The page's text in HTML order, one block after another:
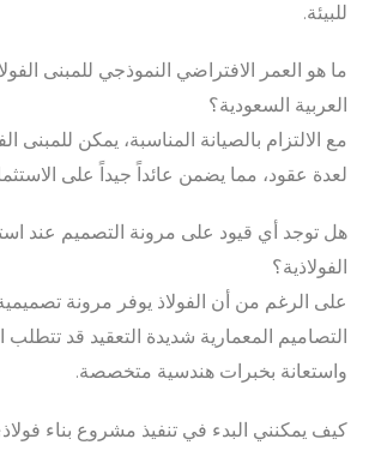
للبيئة.
ما هو العمر الافتراضي النموذجي للمبنى
العربية السعودية؟
مع الالتزام بالصيانة المناسبة، يمكن للمبنى
لعدة عقود، مما يضمن عائداً جيداً على
هل توجد أي قيود على مرونة التصميم عند
الفولاذية؟
على الرغم من أن الفولاذ يوفر مرونة تصميمية
التصاميم المعمارية شديدة التعقيد قد تتطلب
واستعانة بخبرات هندسية متخصصة.
كيف يمكنني البدء في تنفيذ مشروع بناء